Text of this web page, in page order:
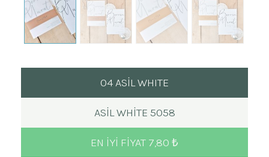
04 ASİL WHITE
ASIL WHITE 5058
EN IYI FIYAT 7,80 ₺